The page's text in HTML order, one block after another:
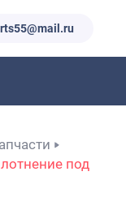
под